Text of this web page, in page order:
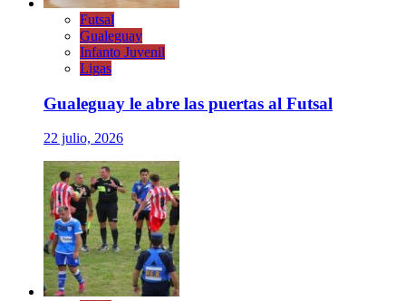
Futsal
Gualeguay
Infanto Juvenil
Ligas
Gualeguay le abre las puertas al Futsal
22 julio, 2026